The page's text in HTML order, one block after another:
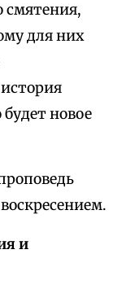
смятения,
для них
новое
и